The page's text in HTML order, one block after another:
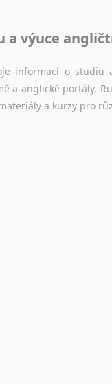
autentických
a výuce
informací o studiu
a anglické portály.
a kurzy pro